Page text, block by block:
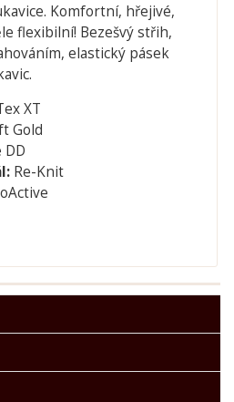
Komfortní, hřejivé,
flexibilní! Bezešvý střih,
elastický pásek
XT
Gold
Re-Knit